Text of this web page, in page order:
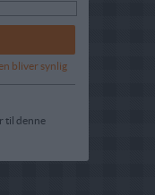
bliver synlig
til denne